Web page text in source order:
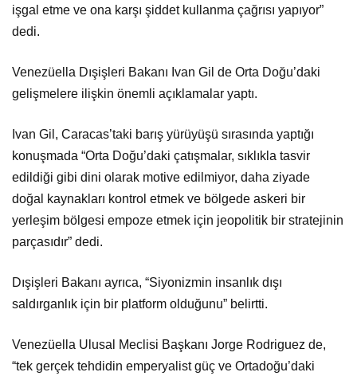
işgal etme ve ona karşı şiddet kullanma çağrısı yapıyor”
dedi.
Venezüella Dışişleri Bakanı Ivan Gil de Orta Doğu’daki
gelişmelere ilişkin önemli açıklamalar yaptı.
Ivan Gil, Caracas’taki barış yürüyüşü sırasında yaptığı
konuşmada “Orta Doğu’daki çatışmalar, sıklıkla tasvir
edildiği gibi dini olarak motive edilmiyor, daha ziyade
doğal kaynakları kontrol etmek ve bölgede askeri bir
yerleşim bölgesi empoze etmek için jeopolitik bir stratejinin
parçasıdır” dedi.
Dışişleri Bakanı ayrıca, “Siyonizmin insanlık dışı
saldırganlık için bir platform olduğunu” belirtti.
Venezüella Ulusal Meclisi Başkanı Jorge Rodriguez de,
“tek gerçek tehdidin emperyalist güç ve Ortadoğu’daki